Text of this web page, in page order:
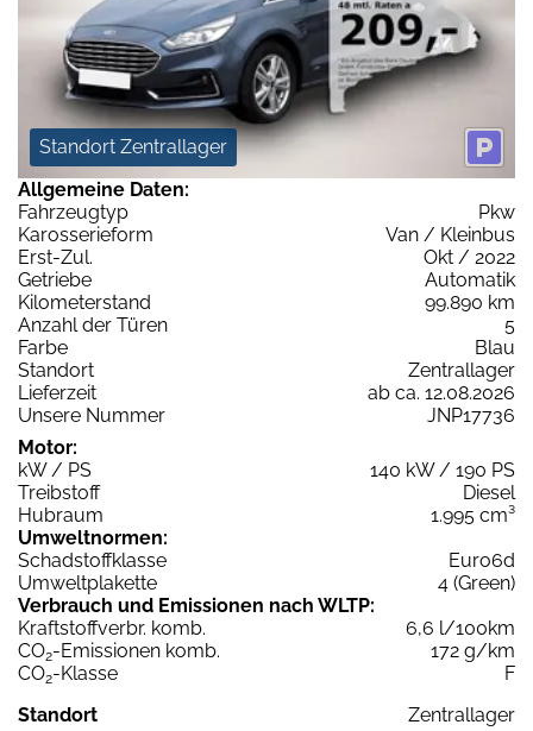
Standort Zentrallager
Allgemeine Daten:
Fahrzeugtyp
Pkw
Karosserieform
Van / Kleinbus
Erst-Zul.
Okt / 2022
Getriebe
Automatik
Kilometerstand
99.890 km
Anzahl der Türen
5
Farbe
Blau
Standort
Zentrallager
Lieferzeit
ab ca. 12.08.2026
Unsere Nummer
JNP17736
Motor:
kW / PS
140 kW / 190 PS
Treibstoff
Diesel
Hubraum
1.995 cm³
Umweltnormen:
Schadstoffklasse
Euro6d
Umweltplakette
4 (Green)
Verbrauch und Emissionen nach WLTP:
Kraftstoffverbr. komb.
6,6 l/100km
CO2-Emissionen komb.
172 g/km
CO2-Klasse
F
Standort
Zentrallager